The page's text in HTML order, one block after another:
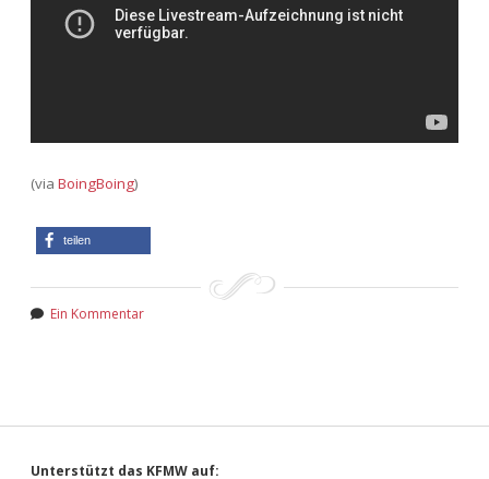
(via BoingBoing)
teilen
Ein Kommentar
Unterstützt das KFMW auf: